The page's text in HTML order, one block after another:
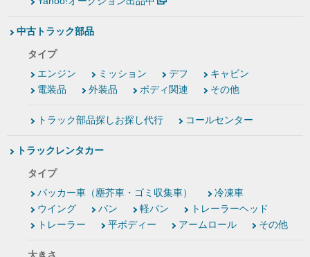
中古トラック部品
タイプ
エンジン
ミッション デフ
キャビン
電装品
外装品 ボディ関連 その他
トラック部品探しお探し代行 コールセンター
トラックレンタカー
タイプ
パッカー車（塵芥車・ゴミ収集車）
冷凍車
ウイング
バン 軽バン
トレーラーヘッド
トレーラー
平ボディー アームロール その他